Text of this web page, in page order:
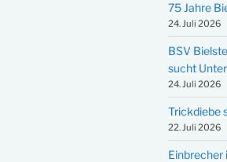
75 Jahre
24. Juli 2026
BSV
sucht
24. Juli 2026
Trickdiebe
22. Juli 2026
Einbrecher